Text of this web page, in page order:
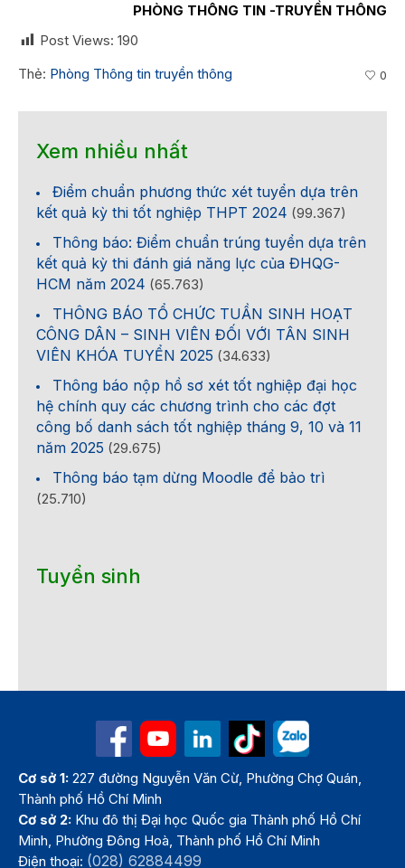
PHÒNG THÔNG TIN -TRUYỀN THÔNG
Post Views: 190
Thẻ: Phòng Thông tin truyền thông 0
Xem nhiều nhất
Điểm chuẩn phương thức xét tuyển dựa trên
kết quả kỳ thi tốt nghiệp THPT 2024 (99.367)
Thông báo: Điểm chuẩn trúng tuyển dựa trên
kết quả kỳ thi đánh giá năng lực của ĐHQG-
HCM năm 2024 (65.763)
THÔNG BÁO TỔ CHỨC TUẦN SINH HOẠT
CÔNG DÂN – SINH VIÊN ĐỐI VỚI TÂN SINH
VIÊN KHÓA TUYỂN 2025 (34.633)
Thông báo nộp hồ sơ xét tốt nghiệp đại học
hệ chính quy các chương trình cho các đợt
công bố danh sách tốt nghiệp tháng 9, 10 và 11
năm 2025 (29.675)
Thông báo tạm dừng Moodle để bảo trì
(25.710)
Tuyển sinh
Cơ sở 1: 227 đường Nguyễn Văn Cừ, Phường Chợ Quán,
Thành phố Hồ Chí Minh
Cơ sở 2: Khu đô thị Đại học Quốc gia Thành phố Hồ Chí
Minh, Phường Đông Hoà, Thành phố Hồ Chí Minh
Điện thoại: (028) 62884499